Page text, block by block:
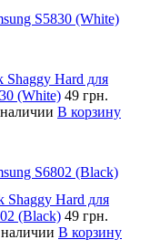
S5830 (White)
Shaggy Hard для
(White) 49 грн.
В корзину
S6802 (Black)
Shaggy Hard для
(Black) 49 грн.
В корзину